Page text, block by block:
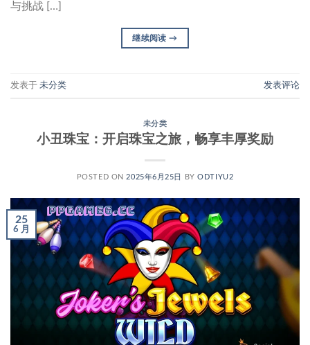
与挑战 […]
继续阅读→
发表于 未分类 发表评论
未分类
小丑珠宝：开启珠宝之旅，畅享丰厚奖励
POSTED ON 2025年6月25日 BYODTIYU2
25
6 月